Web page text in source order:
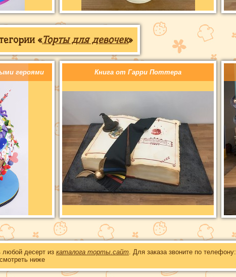
«Торты для девочек»
героями Книга от Гарри Поттера
десерт из каталога торты.сайт. Для заказа звоните по телефону:
ниже